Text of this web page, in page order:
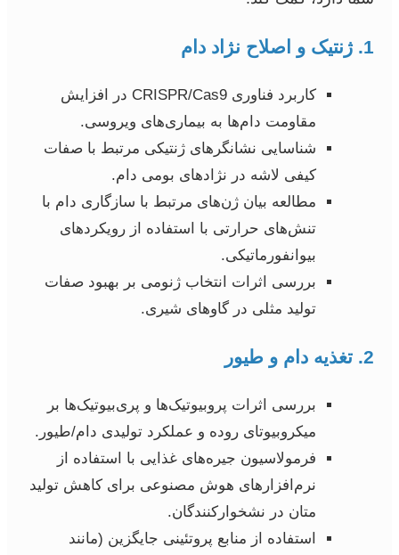
1. ژنتیک و اصلاح نژاد دام
کاربرد فناوری CRISPR/Cas9 در افزایش
مقاومت دام‌ها به بیماری‌های ویروسی.
شناسایی نشانگرهای ژنتیکی مرتبط با صفات
کیفی لاشه در نژادهای بومی دام.
مطالعه بیان ژن‌های مرتبط با سازگاری دام با
تنش‌های حرارتی با استفاده از رویکردهای
بیوانفورماتیکی.
بررسی اثرات انتخاب ژنومی بر بهبود صفات
تولید مثلی در گاوهای شیری.
2. تغذیه دام و طیور
بررسی اثرات پروبیوتیک‌ها و پری‌بیوتیک‌ها بر
میکروبیوتای روده و عملکرد تولیدی دام/طیور.
فرمولاسیون جیره‌های غذایی با استفاده از
نرم‌افزارهای هوش مصنوعی برای کاهش تولید
متان در نشخوارکنندگان.
استفاده از منابع پروتئینی جایگزین (مانند